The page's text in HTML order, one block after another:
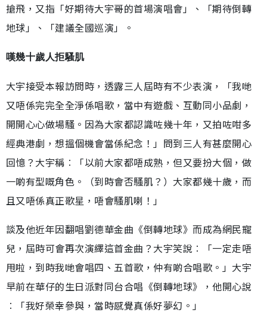
搶飛，又指「好期待大宇哥的首場演唱會」、「期待倒轉
地球」、「建議全國巡演」。
嘆幾十歲人拒騷肌
大宇接受本報訪問時，透露三人屆時有不少表演，「我哋
又唔係完完全全淨係唱歌，當中有遊戲、互動同小品劇，
開開心心做場騷。因為大家都認識咗幾十年，又拍咗咁多
經典港劇，想搵個機會當係紀念！」問到三人有甚麼開心
回憶？大宇稱︰「以前大家都唔成熟，但又要扮大個，做
一啲有型嘅角色。（到時會否騷肌？）大家都幾十歲，而
且又唔係真正歌星，唔會騷肌喇！」
談及他近年因翻唱劉德華金曲《倒轉地球》而成為網民寵
兒，屆時可會再次演繹這首金曲？大宇笑說︰「一定走唔
甩啦，到時我哋會唱四、五首歌，仲有啲合唱歌。」大宇
早前在華仔的生日派對同台合唱《倒轉地球》，他開心說
︰「我好榮幸參與，當時感覺真係好夢幻。」